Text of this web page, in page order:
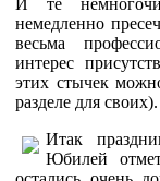
немедленно
весьма
интерес
этих стычек
разделе для своих).
Итак
Юбилей